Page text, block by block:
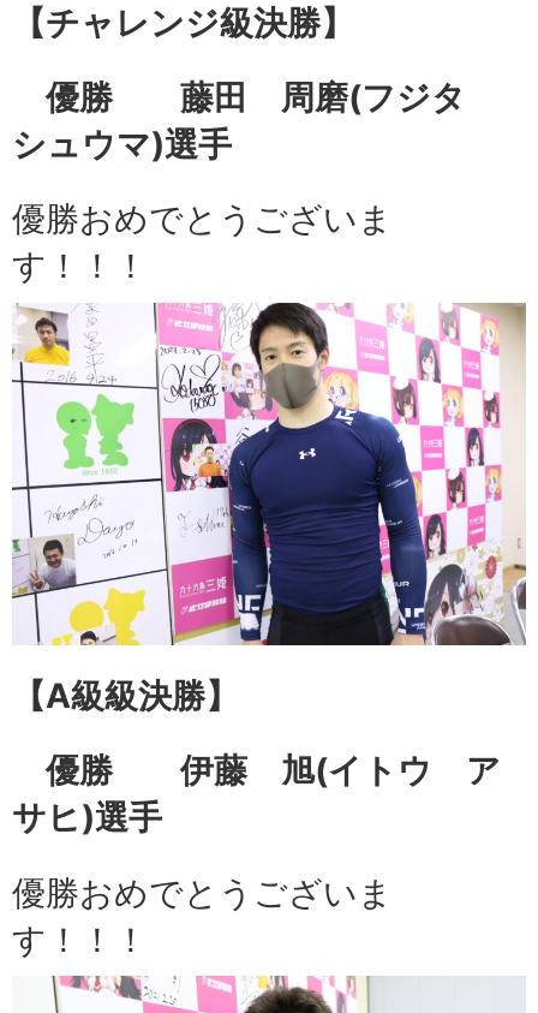
【チャレンジ級決勝】
優勝 藤田 周磨(フジタ
シュウマ)選手
優勝おめでとうございま
す！！！
【A級級決勝】
優勝 伊藤 旭(イトウ ア
サヒ)選手
優勝おめでとうございま
す！！！